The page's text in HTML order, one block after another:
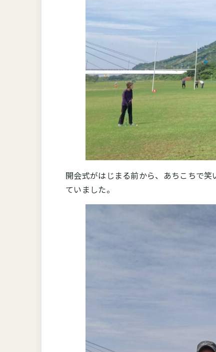
開会式がはじまる前から、あちこちで
ていました。